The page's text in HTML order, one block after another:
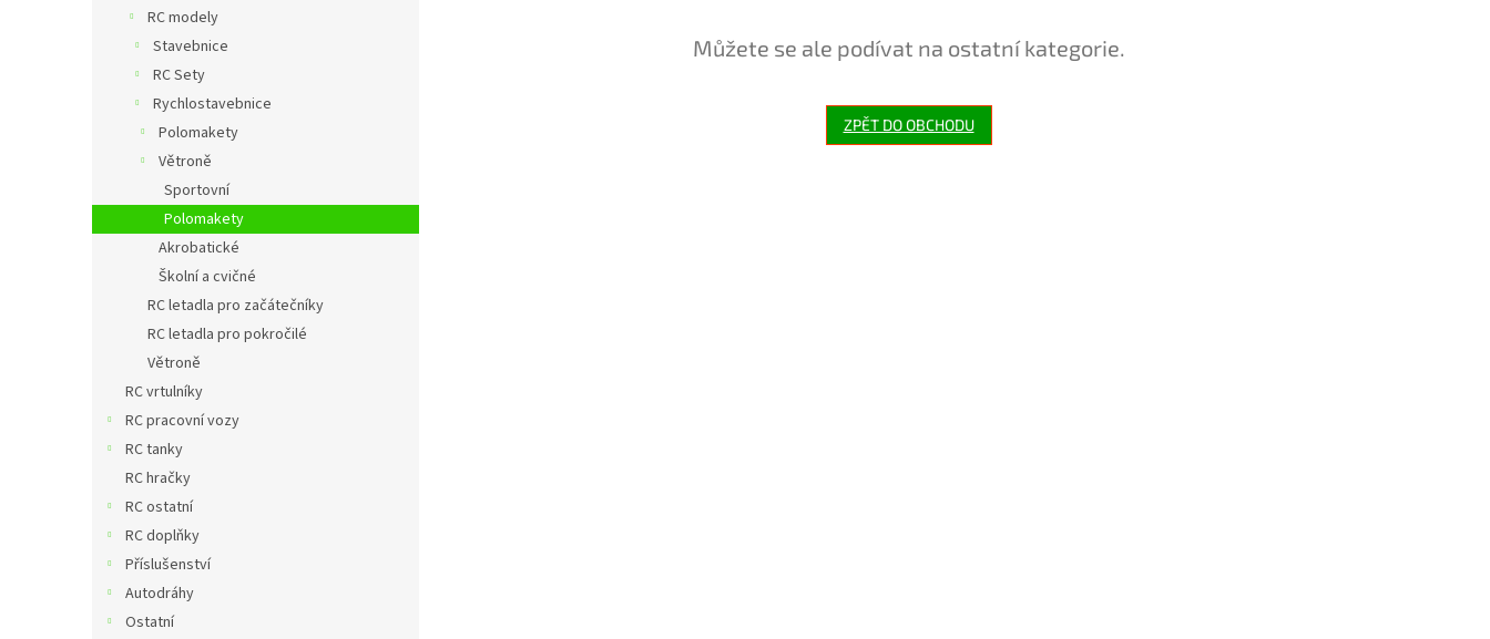
RC modely
Stavebnice
RC Sety
Rychlostavebnice
Polomakety
Větroně
Sportovní
Polomakety
Akrobatické
Školní a cvičné
RC letadla pro začátečníky
RC letadla pro pokročilé
Větroně
RC vrtulníky
RC pracovní vozy
RC tanky
RC hračky
RC ostatní
RC doplňky
Příslušenství
Autodráhy
Ostatní
Můžete se ale podívat na ostatní kategorie.
ZPĚT DO OBCHODU